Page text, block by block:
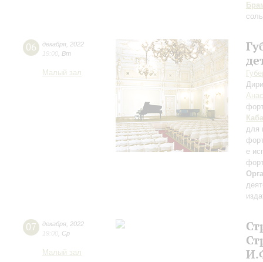
06 декабря 2022
19:00 Вт
Малый зал
для
е
07 декабря 2022
19:00 Ср
Малый зал